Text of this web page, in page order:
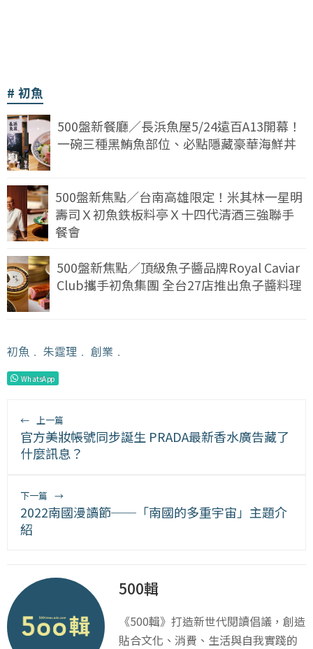
初魚
500盤新餐廳／長浜魚屋5/24遠百A13開幕！
一碗三種黑鮪魚部位、必點隱藏豪華海鮮丼
500盤新焦點／台南高雄限定！米其林一星明
壽司Ｘ初魚鉄板料亭Ｘ十四代清酒三強聯手
餐會
500盤新焦點／頂級魚子醬品牌Royal Caviar
Club攜手初魚集團 全台27店推出魚子醬料理
初魚 ﹒ 朱𩃀理 ﹒ 創業 ﹒
WhatsApp
← 上一篇
官方美妝帳號同步誕生 PRADA最新香水廣告藏了
什麼訊息？
下一篇 →
2022南國漫讀節──「南國的多重宇宙」主題介
紹
500輯
《500輯》打造新世代閱讀倡議，創造
貼合文化、消費、生活與自我實踐的